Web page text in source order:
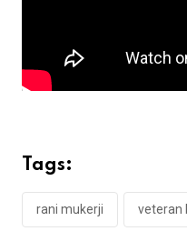
Tags:
rani mukerji veteran